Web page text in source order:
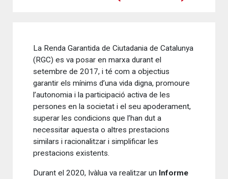
La Renda Garantida de Ciutadania de Catalunya
(RGC) es va posar en marxa durant el
setembre de 2017, i té com a objectius
garantir els mínims d’una vida digna, promoure
l’autonomia i la participació activa de les
persones en la societat i el seu apoderament,
superar les condicions que l’han dut a
necessitar aquesta o altres prestacions
similars i racionalitzar i simplificar les
prestacions existents.
Durant el 2020, Ivàlua va realitzar un Informe